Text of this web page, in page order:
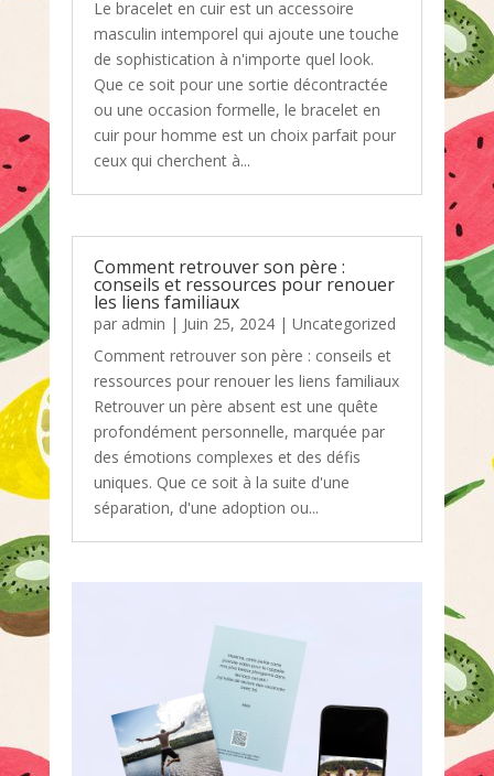
Le bracelet en cuir est un accessoire
masculin intemporel qui ajoute une touche
de sophistication à n'importe quel look.
Que ce soit pour une sortie décontractée
ou une occasion formelle, le bracelet en
cuir pour homme est un choix parfait pour
ceux qui cherchent à...
Comment retrouver son père :
conseils et ressources pour renouer
les liens familiaux
par admin | Juin 25, 2024| Uncategorized
Comment retrouver son père : conseils et
ressources pour renouer les liens familiaux
Retrouver un père absent est une quête
profondément personnelle, marquée par
des émotions complexes et des défis
uniques. Que ce soit à la suite d'une
séparation, d'une adoption ou...